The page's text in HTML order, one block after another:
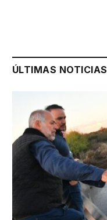
ÚLTIMAS NOTICIAS